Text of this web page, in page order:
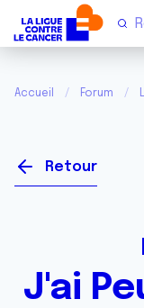
Accueil Forum
Retour
J'ai